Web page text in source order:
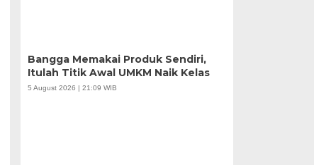
Bangga Memakai Produk Sendiri,
Itulah Titik Awal UMKM Naik Kelas
5 August 2026 | 21:09 WIB